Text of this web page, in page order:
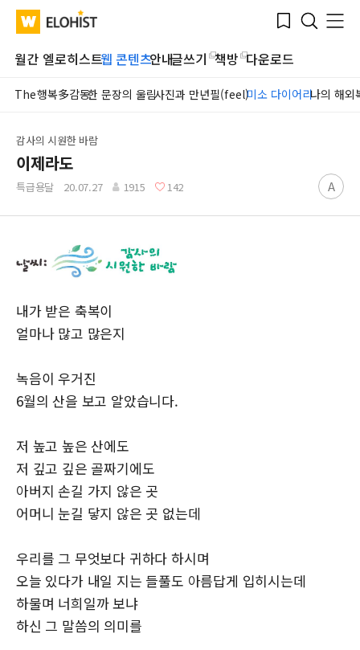
WATV Elohist-
Home
Bookmark
Search
Menu
월간 엘로히스트웹 콘텐츠안내글쓰기 책방 다운로드
The행복多감동한 문장의 울림사진과 만년필(feel)미소 다이어리나의 해외
Submit
감사의 시원한 바람
이제라도
특급용달 20.07.27 1915 142 A
내가 받은 축복이
얼마나 많고 많은지
녹음이 우거진
6월의 산을 보고 알았습니다.
저 높고 높은 산에도
저 깊고 깊은 골짜기에도
아버지 손길 가지 않은 곳
어머니 눈길 닿지 않은 곳 없는데
우리를 그 무엇보다 귀하다 하시며
오늘 있다가 내일 지는 들풀도 아름답게 입히시는데
하물며 너희일까 보냐
하신 그 말씀의 의미를